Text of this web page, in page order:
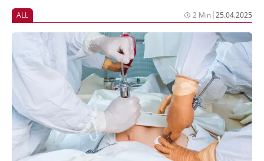
< 55 Jahre aus der E1910 Studie vorgestellt [2].
ALL 2 Min|25.04.2025